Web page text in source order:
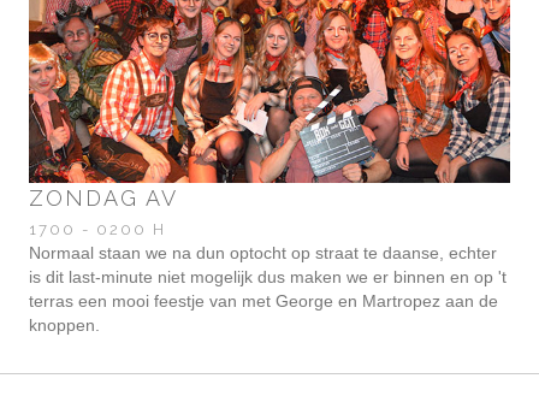
ZONDAG AV
1700 - 0200 H
Normaal staan we na dun optocht op straat te daanse, echter
is dit last-minute niet mogelijk dus maken we er binnen en op 't
terras een mooi feestje van met George en Martropez aan de
knoppen.